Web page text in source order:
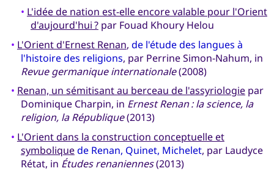
• L'idée de nation est-elle encore valable pour l'Orient
d'aujourd'hui ?par Fouad Khoury Helou
• L'Orient d'Ernest Renan, de l'étude des langues à
l'histoire des religions, par Perrine Simon-Nahum, in
Revue germanique internationale(2008)
• Renan, un sémitisant au berceau de l'assyriologiepar
Dominique Charpin, in Ernest Renan : la science, la
religion, la République(2013)
• L'Orient dans la construction conceptuelle et
symboliquede Renan, Quinet, Michelet, par Laudyce
Rétat, in Études renaniennes(2013)